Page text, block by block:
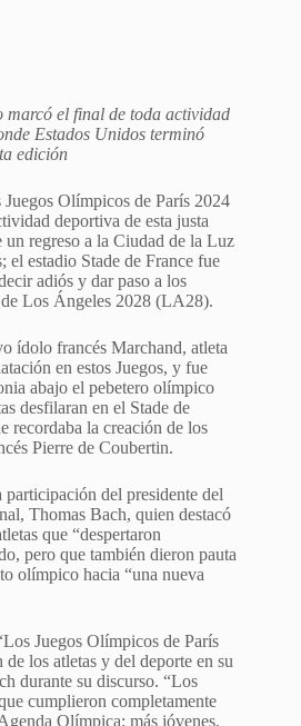
marcó el final de toda actividad
Estados Unidos terminó
edición
Olímpicos de París 2024
deportiva de esta justa
regreso a la Ciudad de la Luz
el estadio Stade de France fue
adiós y dar paso a los
Los Ángeles 2028 (LA28).
ídolo francés Marchand, atleta
en estos Juegos, y fue
abajo el pebetero olímpico
desfilaran en el Stade de
recordaba la creación de los
Pierre de Coubertin.
participación del presidente del
Thomas Bach, quien destacó
que “despertaron
pero que también dieron pauta
olímpico hacia “una nueva
Juegos Olímpicos de París
los atletas y del deporte en su
durante su discurso. “Los
cumplieron completamente
Olímpica: más jóvenes,